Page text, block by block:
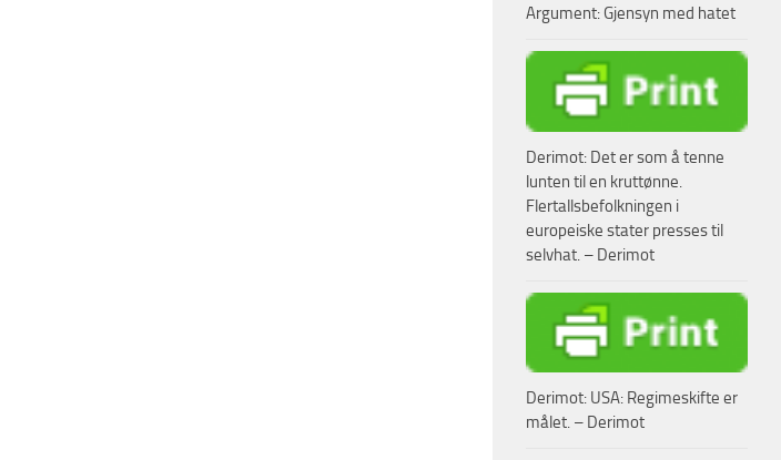
Argument: Gjensyn med hatet
Derimot: Det er som å tenne
lunten til en kruttønne.
Flertallsbefolkningen i
europeiske stater presses til
selvhat. – Derimot
Derimot: USA: Regimeskifte er
målet. – Derimot